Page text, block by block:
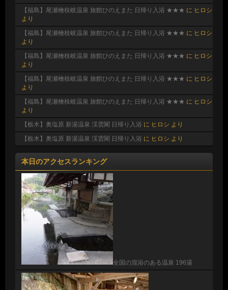
【福島】尾瀬檜枝岐温泉 旅館ひのえまた 日帰り入浴 ★★★ に ヒロシ
より
【福島】尾瀬檜枝岐温泉 旅館ひのえまた 日帰り入浴 ★★★ に ヒロシ
より
【福島】尾瀬檜枝岐温泉 旅館ひのえまた 日帰り入浴 ★★★ に ヒロシ
より
【福島】尾瀬檜枝岐温泉 旅館ひのえまた 日帰り入浴 ★★★ に ヒロシ
より
【福島】尾瀬檜枝岐温泉 旅館ひのえまた 日帰り入浴 ★★★ に ヒロシ
より
【栃木】奥塩原 新湯温泉 渓雲閣 日帰り入浴 に ヒロシ より
【栃木】奥塩原 新湯温泉 渓雲閣 日帰り入浴 に ヒロシ より
本日のアクセスランキング
全国の混浴のある温泉 196湯